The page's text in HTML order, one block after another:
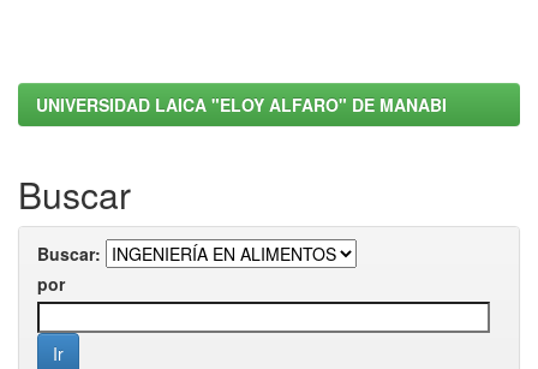
UNIVERSIDAD LAICA "ELOY ALFARO" DE MANABI
Buscar
Buscar:
por